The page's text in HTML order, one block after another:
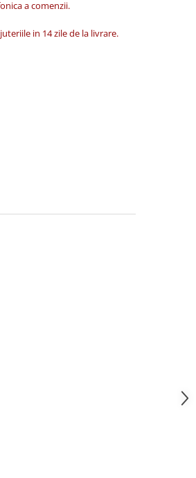
a comenzii.
in 14 zile de la livrare.